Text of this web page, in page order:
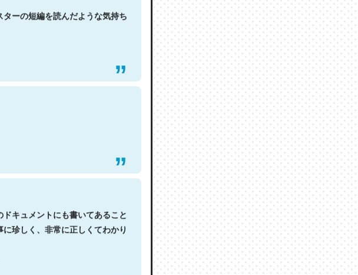
キュメントにも書いてあること
珍しく、非常に正しくてわかり